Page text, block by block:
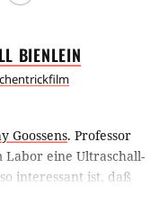
BIENLEIN
Goossens. Professor
Labor eine Ultraschall-
interessant ist, daß